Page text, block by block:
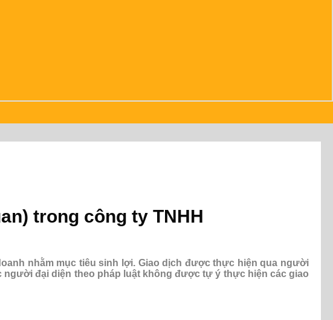
trong công ty TNHH
nhằm mục tiêu sinh lợi. Giao dịch được thực hiện qua người
đại diện theo pháp luật không được tự ý thực hiện các giao